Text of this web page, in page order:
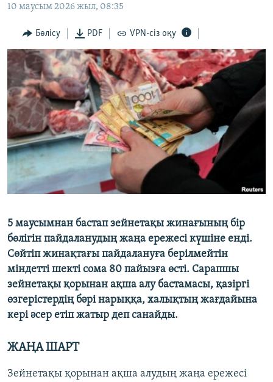
Skip
Search
ӘЛЕУМЕТ
ӘЛЕМ
АРНАЙЫ ЖОБАЛАР
Русский
ЖАЗЫЛЫҢЫЗ
Басқа тілдерде
10 маусым 2026 жыл, 08:35
Бөлісу PDF VPN-сіз оқу
5 маусымнан бастап зейнетақы жинағының бір
бөлігін пайдаланудың жаңа ережесі күшіне енді.
Сөйтіп жинақтағы пайдалануға берілмейтін
міндетті шекті сома 80 пайызға өсті. Сарапшы
зейнетақы қорынан ақша алу бастамасы, қазіргі
өзгерістердің бәрі нарыққа, халықтың жағдайына
кері әсер етіп жатыр деп санайды.
ЖАҢА ШАРТ
Зейнетақы қорынан ақша алудың жаңа ережесі